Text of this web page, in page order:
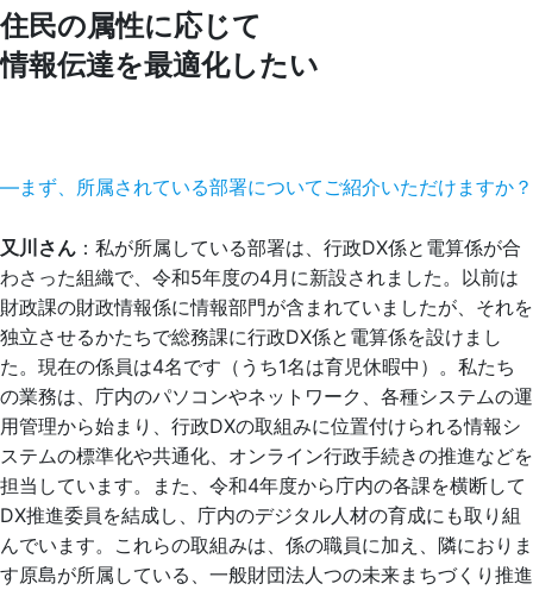
住民の属性に応じて
情報伝達を最適化したい
―まず、所属されている部署についてご紹介いただけますか？
又川さん ：私が所属している部署は、行政DX係と電算係が合
わさった組織で、令和5年度の4月に新設されました。以前は
財政課の財政情報係に情報部門が含まれていましたが、それを
独立させるかたちで総務課に行政DX係と電算係を設けまし
た。現在の係員は4名です（うち1名は育児休暇中）。私たち
の業務は、庁内のパソコンやネットワーク、各種システムの運
用管理から始まり、行政DXの取組みに位置付けられる情報シ
ステムの標準化や共通化、オンライン行政手続きの推進などを
担当しています。また、令和4年度から庁内の各課を横断して
DX推進委員を結成し、庁内のデジタル人材の育成にも取り組
んでいます。これらの取組みは、係の職員に加え、隣におりま
す原島が所属している、一般財団法人つの未来まちづくり推進